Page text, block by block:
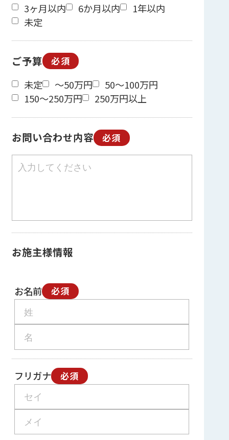
3ヶ月以内 6か月以内
1年以内
未定
ご予算 必須
未定 ～50万円
50～100万円
150～250万円
250万円以上
お問い合わせ内容 必須
お施主様情報
お名前 必須
フリガナ 必須